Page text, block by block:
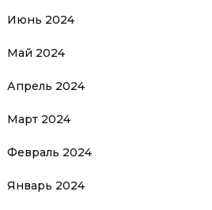
Июнь 2024
Май 2024
Апрель 2024
Март 2024
Февраль 2024
Январь 2024